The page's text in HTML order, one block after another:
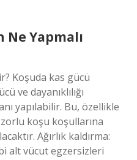
Ne Yapmalı
Koşuda kas gücü
ve dayanıklılığı
yapılabilir. Bu, özellikle
koşu koşullarına
Ağırlık kaldırma:
alt vücut egzersizleri